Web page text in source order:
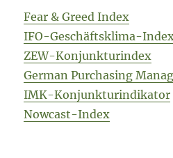
Fear & Greed Index
IFO-Geschäftsklima-
ZEW-Konjunkturindex
German Purchasing
IMK-Konjunkturindikator
Nowcast-Index